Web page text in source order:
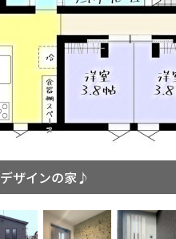
デザインの家♪
落な外観♪